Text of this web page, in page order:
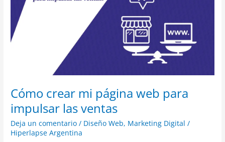
Cómo crear mi página web para
impulsar las ventas
Deja un comentario / Diseño Web, Marketing Digital /
Hiperlapse Argentina
página
web
para
impulsar